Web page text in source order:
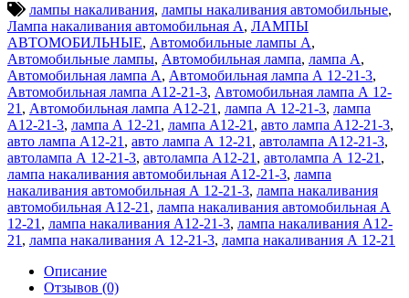
лампы накаливания, лампы накаливания автомобильные,
Лампа накаливания автомобильная А, ЛАМПЫ
АВТОМОБИЛЬНЫЕ, Автомобильные лампы А,
Автомобильные лампы, Автомобильная лампа, лампа А,
Автомобильная лампа А, Автомобильная лампа А 12-21-3,
Автомобильная лампа А12-21-3, Автомобильная лампа А 12-
21 , Автомобильная лампа А12-21 , лампа А 12-21-3, лампа
А12-21-3, лампа А 12-21 , лампа А12-21 , авто лампа А12-21-3,
авто лампа А12-21 , авто лампа А 12-21 , автолампа А12-21-3,
автолампа А 12-21-3, автолампа А12-21 , автолампа А 12-21 ,
лампа накаливания автомобильная А12-21-3, лампа
накаливания автомобильная А 12-21-3, лампа накаливания
автомобильная А12-21 , лампа накаливания автомобильная А
12-21 , лампа накаливания А12-21-3, лампа накаливания А12-
21 , лампа накаливания А 12-21-3, лампа накаливания А 12-21
Описание
Отзывов (0)